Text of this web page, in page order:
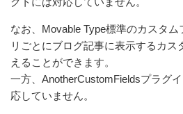
クトには対応していません。
なお、Movable Type標準のカスタ
リごとにブログ記事に表示するカス
えることができます。
一方、AnotherCustomFieldsプラグ
応していません。